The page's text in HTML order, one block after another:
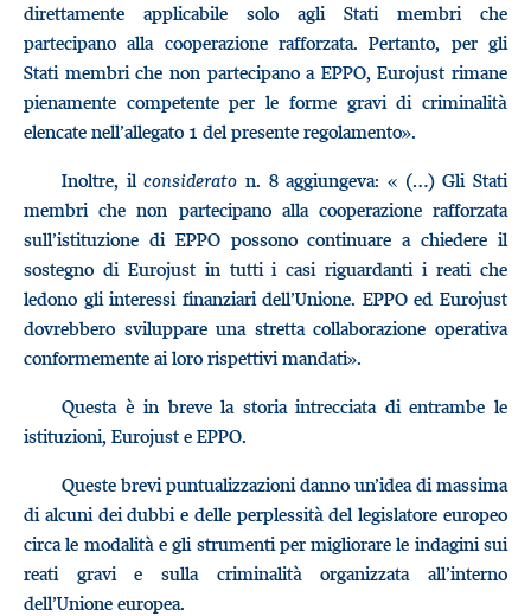
direttamente applicabile solo agli Stati membri che
partecipano alla cooperazione rafforzata. Pertanto, per gli
Stati membri che non partecipano a EPPO, Eurojust rimane
pienamente competente per le forme gravi di criminalità
elencate nell’allegato 1 del presente regolamento».
Inoltre, ilconsiderato n. 8 aggiungeva: « (…) Gli Stati
membri che non partecipano alla cooperazione rafforzata
sull’istituzione di EPPO possono continuare a chiedere il
sostegno di Eurojust in tutti i casi riguardanti i reati che
ledono gli interessi finanziari dell’Unione. EPPO ed Eurojust
dovrebbero sviluppare una stretta collaborazione operativa
conformemente ai loro rispettivi mandati».
Questa è in breve la storia intrecciata di entrambe le
istituzioni, Eurojust e EPPO.
Queste brevi puntualizzazioni danno un’idea di massima
di alcuni dei dubbi e delle perplessità del legislatore europeo
circa le modalità e gli strumenti per migliorare le indagini sui
reati gravi e sulla criminalità organizzata all’interno
dell’Unione europea.